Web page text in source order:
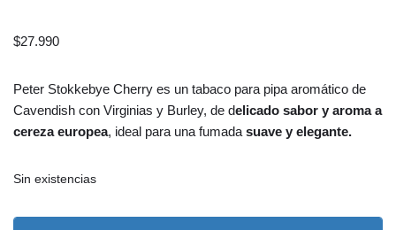
$27.990
Peter Stokkebye Cherry es un tabaco para pipa aromático de
Cavendish con Virginias y Burley, de delicado sabor y aroma a
cereza europea, ideal para una fumada suave y elegante.
Sin existencias